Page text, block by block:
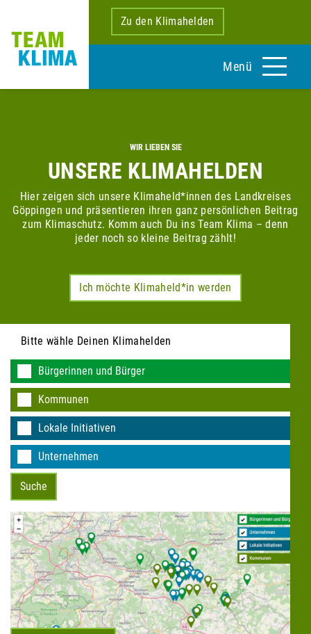
Zu den Klimahelden
Menü
WIR LIEBEN SIE
UNSERE KLIMAHELDEN
Hier zeigen sich unsere Klimaheld*innen des Landkreises
Göppingen und präsentieren ihren ganz persönlichen Beitrag
zum Klimaschutz. Komm auch Du ins Team Klima – denn
jeder noch so kleine Beitrag zählt!
Ich möchte Klimaheld*in werden
Bitte wähle Deinen Klimahelden
Bürgerinnen und Bürger
Kommunen
Lokale Initiativen
Unternehmen
KEINE DATEN VORHANDEN